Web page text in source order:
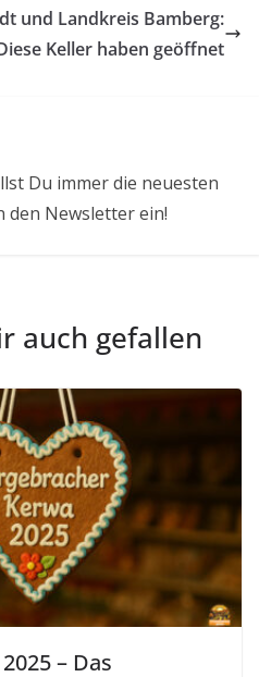
und Landkreis Bamberg:
Keller haben geöffnet
Du immer die neuesten
den Newsletter ein!
auch gefallen
– Das